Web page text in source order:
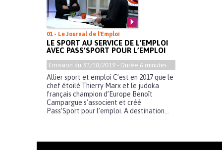
01 - Le Journal de l'Emploi
LE SPORT AU SERVICE DE L’EMPLOI
AVEC PASS’SPORT POUR L’EMPLOI
Emission du 31/10/2019 - Durée 6 minutes
Allier sport et emploi C’est en 2017 que le
chef étoilé Thierry Marx et le judoka
français champion d’Europe Benoît
Campargue s’associent et créé
Pass’Sport pour l’emploi. A destination...